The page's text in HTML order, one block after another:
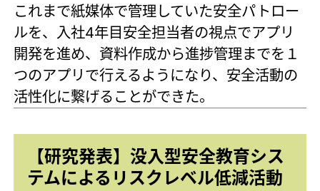
これまで紙媒体で管理していた安全パトロー
ルを、入社4年目安全担当者の視点でアプリ
開発を進め、資料作成から進捗管理までを１
つのアプリで行えるようになり、安全活動の
活性化に繋げることができた。
【研究発表】没入型安全教育シス
テムによるリスクレベル低減活動